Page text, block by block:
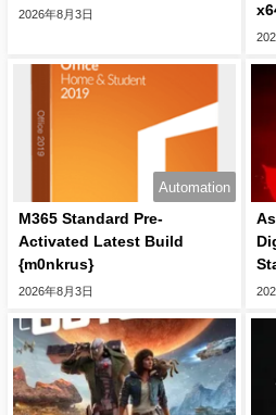
2026年8月3日
Automation
M365 Standard Pre-
Activated Latest Build
{m0nkrus}
2026年8月3日